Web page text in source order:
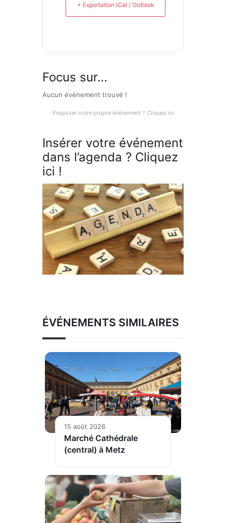
+ Exportation iCal / Outlook
Focus sur…
Aucun événement trouvé !
Proposer votre propre événement ? Cliquez ici
Insérer votre événement
dans l’agenda ? Cliquez
ici !
ÉVÉNEMENTS SIMILAIRES
15 août 2026
Marché Cathédrale
(central) à Metz